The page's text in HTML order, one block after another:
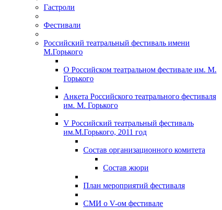
Гастроли
Фестивали
Российский театральный фестиваль имени
М.Горького
О Российском театральном фестивале им. М.
Горького
Анкета Российского театрального фестиваля
им. М. Горького
V Российский театральный фестиваль
им.М.Горького, 2011 год
Состав организационного комитета
Состав жюри
План мероприятий фестиваля
СМИ о V-ом фестивале